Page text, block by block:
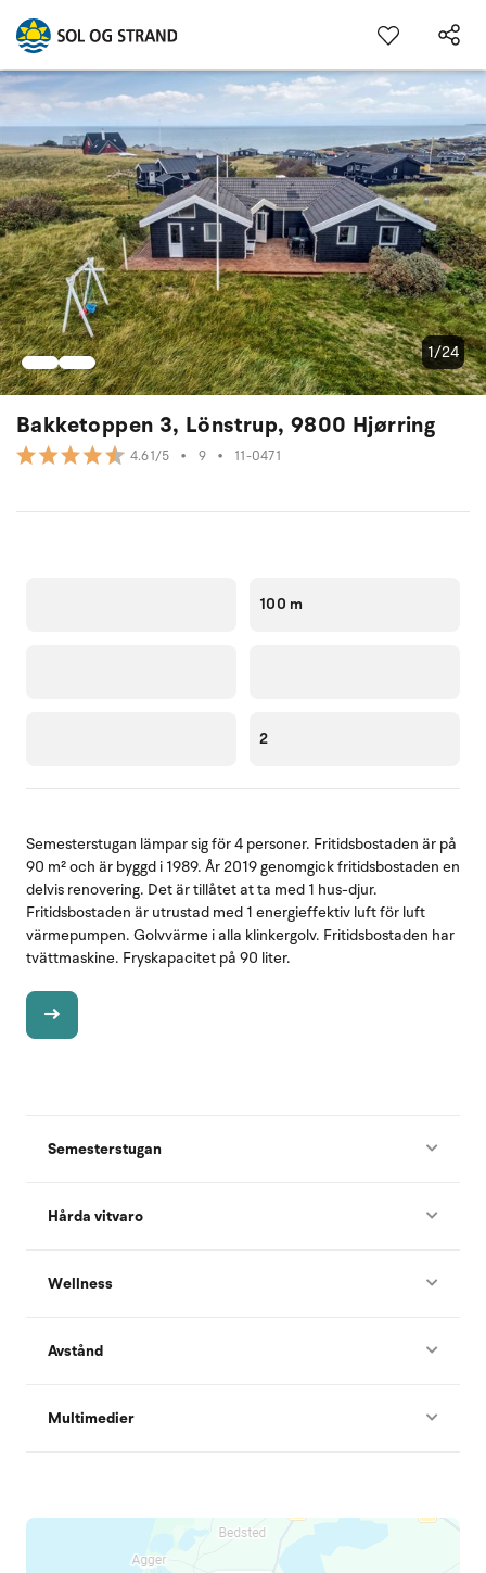
Bakketoppen 3, Lönstrup, 9800 Hjørring
4.61/5 • 9 • 11-0471
1/24
100 m
2
Semesterstugan lämpar sig för 4 personer. Fritidsbostaden är på
90 m² och är byggd i 1989. År 2019 genomgick fritidsbostaden en
delvis renovering. Det är tillåtet at ta med 1 hus-djur.
Fritidsbostaden är utrustad med 1 energieffektiv luft för luft
värmepumpen. Golvvärme i alla klinkergolv. Fritidsbostaden har
tvättmaskine. Fryskapacitet på 90 liter.
Semesterstugan
Hårda vitvaro
Wellness
Avstånd
Multimedier